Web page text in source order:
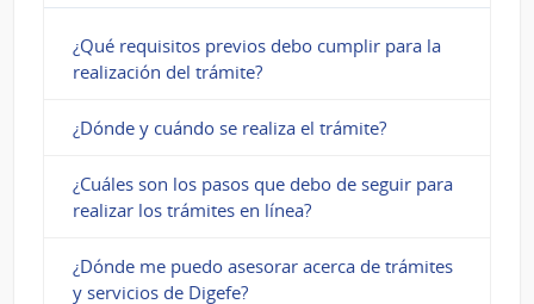
¿Qué requisitos previos debo cumplir para la
realización del trámite?
¿Dónde y cuándo se realiza el trámite?
¿Cuáles son los pasos que debo de seguir para
realizar los trámites en línea?
¿Dónde me puedo asesorar acerca de trámites
y servicios de Digefe?